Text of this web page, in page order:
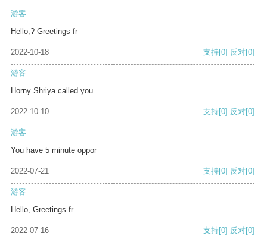
游客
Hello,? Greetings fr
2022-10-18 支持[0] 反对[0]
游客
Horny Shriya called you
2022-10-10 支持[0] 反对[0]
游客
You have 5 minute oppor
2022-07-21 支持[0] 反对[0]
游客
Hello, Greetings fr
2022-07-16 支持[0] 反对[0]